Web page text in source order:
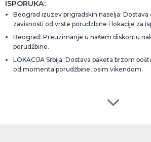
ISPORUKA:
Beograd izuzev prigradskih naselja: Dostava
zavisnosti od vrste porudzbine i lokacije za
Beograd: Preuzimanje u našem diskontu
porudžbine.
LOKACIJA Srbija: Dostava paketa brzom
od momenta porudžbine, osim vikendom.